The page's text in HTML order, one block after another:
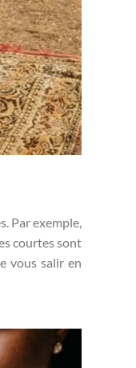
Par exemple,
courtes sont
vous salir en